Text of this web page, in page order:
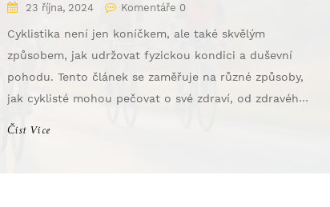
23 října, 2024 Komentáře 0
Cyklistika není jen koníčkem, ale také skvělým
způsobem, jak udržovat fyzickou kondici a duševní
pohodu. Tento článek se zaměřuje na různé způsoby,
jak cyklisté mohou pečovat o své zdraví, od zdravého
Číst Více